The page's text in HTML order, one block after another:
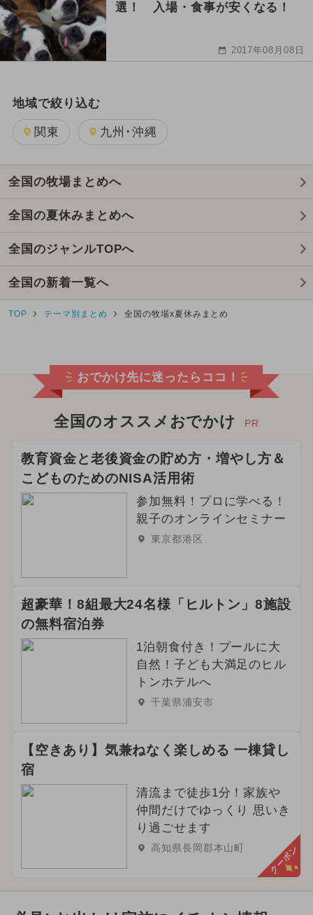
選！ 入場・食事が安くなる！
2017年08月08日
地域で絞り込む
関東 九州･沖縄
全国の牧場まとめへ
全国の夏休みまとめへ
全国のジャンルTOPへ
全国の新着一覧へ
TOP テーマ別まとめ 全国の牧場x夏休みまとめ
おでかけ先に迷ったらココ！
全国のオススメおでかけ PR
教育資金と老後資金の貯め方・増やし方＆
こどものためのNISA活用術
参加無料！プロに学べる！
親子のオンラインセミナー
東京都港区
超豪華！8組最大24名様「ヒルトン」8施設
の無料宿泊券
1泊朝食付き！プールに大
自然！子ども大満足のヒル
トンホテルへ
千葉県浦安市
【空きあり】気兼ねなく楽しめる 一棟貸し
宿
清流まで徒歩1分！家族や
仲間だけでゆっくり 思いき
り過ごせます
高知県長岡郡本山町 クーポン